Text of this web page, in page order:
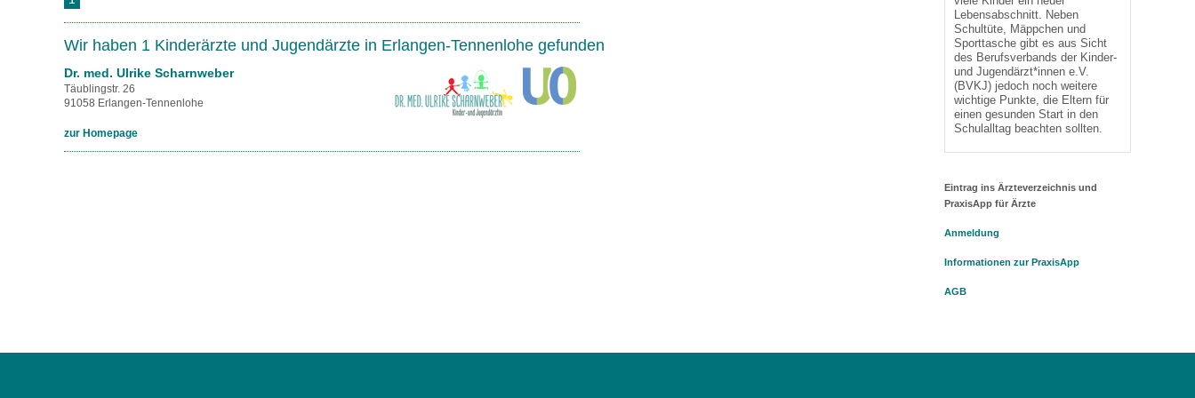
Wir haben 1 Kinderärzte und Jugendärzte in Erlangen-Tennenlohe gefunden
Dr. med. Ulrike Scharnweber
Täublingstr. 26
91058 Erlangen-Tennenlohe
zur Homepage
Lebensabschnitt. Neben
Schultüte, Mäppchen und
Sporttasche gibt es aus Sicht
des Berufsverbands der Kinder-
und Jugendärzt*innen e.V.
(BVKJ) jedoch noch weitere
wichtige Punkte, die Eltern für
einen gesunden Start in den
Schulalltag beachten sollten.
Eintrag ins Ärzteverzeichnis und
PraxisApp für Ärzte
Anmeldung
Informationen zur PraxisApp
AGB